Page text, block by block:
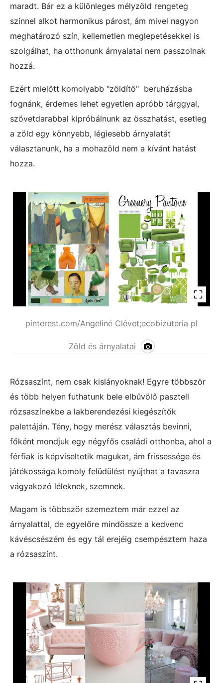
maradt. Bár ez a különleges mélyzöld rengeteg
színnel alkot harmonikus párost, ám mivel nagyon
meghatározó szín, kellemetlen meglepetésekkel is
szolgálhat, ha otthonunk árnyalatai nem passzolnak
hozzá.
Ezért mielőtt komolyabb "zöldítő" beruházásba
fognánk, érdemes lehet egyetlen apróbb tárggyal,
szövetdarabbal kipróbálnunk az összhatást, esetleg
a zöld egy könnyebb, légiesebb árnyalatát
választanunk, ha a mohazöld nem a kívánt hatást
hozza.
pinterest.com/Angeliné Clévet;ecobizuteria pl
Zöld és árnyalatai
Rózsaszínt, nem csak kislányoknak! Egyre többször
és több helyen futhatunk bele elbűvölő pasztell
rózsaszínekbe a lakberendezési kiegészítők
palettáján. Tény, hogy merész választás bevinni,
főként mondjuk egy négyfős családi otthonba, ahol a
férfiak is képviseltetik magukat, ám frissessége és
játékossága komoly felüdülést nyújthat a tavaszra
vágyakozó léleknek, szemnek.
Magam is többször szemeztem már ezzel az
árnyalattal, de egyelőre mindössze a kedvenc
kávéscsészém és egy tál erejéig csempésztem haza
a rózsaszínt.